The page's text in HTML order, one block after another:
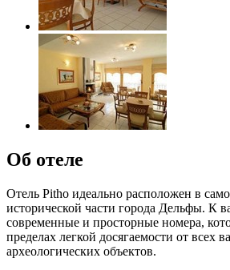
Об отеле
Отель Pitho идеально расположен в
исторической части города Дельфы. К
современные и просторные номера,
пределах легкой досягаемости от всех
археологических объектов.